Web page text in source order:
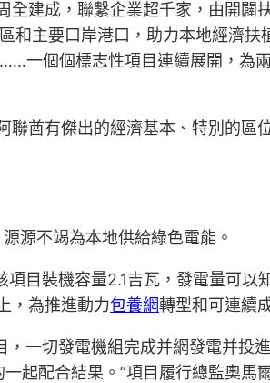
建成，聯繫企業超千家，由開闢
主要口岸港口，助力本地經濟扶
一個個標志性項目連續展開，為
酋有傑出的經濟基本、特別的區
源不竭為本地供給綠色電能。
目裝機容量2.1吉瓦，發電量可以
，為推進動力包養網轉型和可連續
一切發電機組完成并網發電并投
起配合結果。”項目履行總監奧馬